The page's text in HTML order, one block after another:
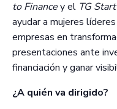
to Financey el TG
ayudar a mujeres
empresas en
presentaciones ante
financiación y ganar
¿A quién va dirigido?